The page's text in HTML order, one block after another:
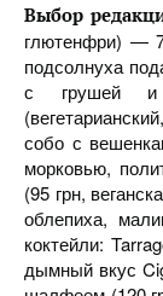
Выбор
глютенфри) —
подсолнуха
с грушей и
собо с
морковью,
(95 грн,
облепиха,
коктейли:
дымный вкус